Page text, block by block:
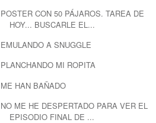
POSTER CON 50 PÁJAROS. TAREA DE
HOY... BUSCARLE EL...
EMULANDO A SNUGGLE
PLANCHANDO MI ROPITA
ME HAN BAÑADO
NO ME HE DESPERTADO PARA VER EL
EPISODIO FINAL DE ...